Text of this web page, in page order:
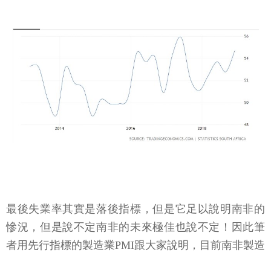
最後失業率其實是落後指標，但是它足以說明南非的
慘況，但是說不定南非的未來極佳也說不定！因此筆
者用先行指標的製造業PMI跟大家說明，目前南非製造